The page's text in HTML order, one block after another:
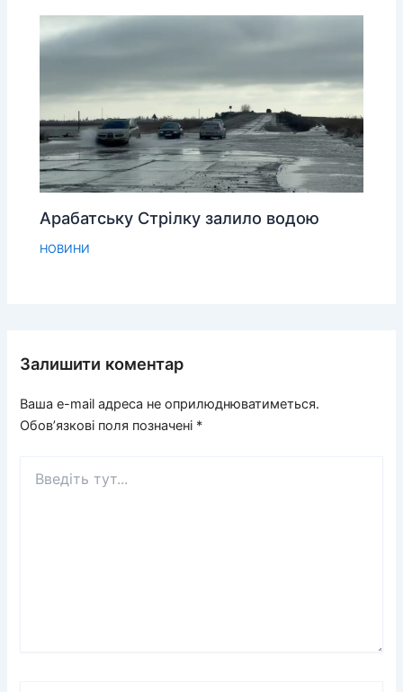
Арабатську Стрілку залило водою
НОВИНИ
Залишити коментар
Ваша e-mail адреса не оприлюднюватиметься.
Обов’язкові поля позначені *
тут...